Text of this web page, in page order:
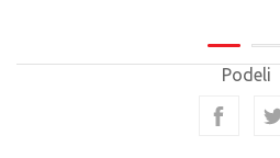
Podeli